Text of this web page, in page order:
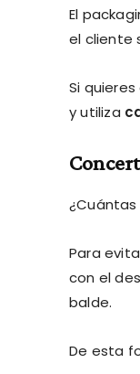
El
el cliente
Si
y utiliza
Para
con el
balde.
De esta